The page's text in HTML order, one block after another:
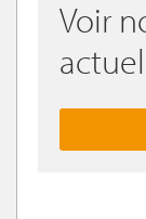
Voir
actuel